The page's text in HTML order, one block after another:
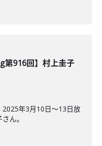
第916回】村上圭子
年3月10日～13日放
ん。